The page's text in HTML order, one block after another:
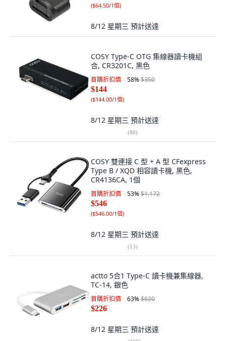
($64.50/1個)
8/12 星期三 預計送達
COSY Type-C OTG 集線器讀卡機組
合, CR3201C, 黑色
首購折扣價 58%$350
$144
($144.00/1個)
8/12 星期三 預計送達
(80)
COSY 雙連接 C 型 + A 型 CFexpress
Type B / XQD 相容讀卡機, 黑色,
CR4136CA, 1個
首購折扣價 53%$1,172
$546
($546.00/1個)
8/12 星期三 預計送達
(13)
actto 5合1 Type-C 讀卡機兼集線器,
TC-14, 銀色
首購折扣價 63%$620
$226
8/12 星期三 預計送達